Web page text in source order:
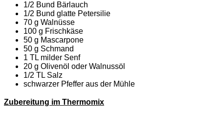
1/2 Bund Bärlauch
1/2 Bund glatte Petersilie
70 g Walnüsse
100 g Frischkäse
50 g Mascarpone
50 g Schmand
1 TL milder Senf
20 g Olivenöl oder Walnussöl
1/2 TL Salz
schwarzer Pfeffer aus der Mühle
Zubereitung im Thermomix